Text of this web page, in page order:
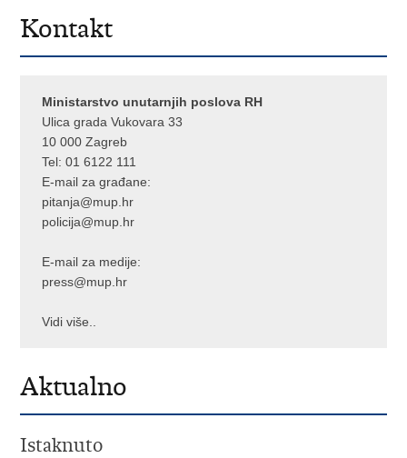
Kontakt
Ministarstvo unutarnjih poslova RH
Ulica grada Vukovara 33
10 000 Zagreb
Tel:01 6122 111
E-mail za građane:
pitanja@mup.hr
policija@mup.hr
E-mail za medije:
press@mup.hr
Vidi više..
Aktualno
Istaknuto